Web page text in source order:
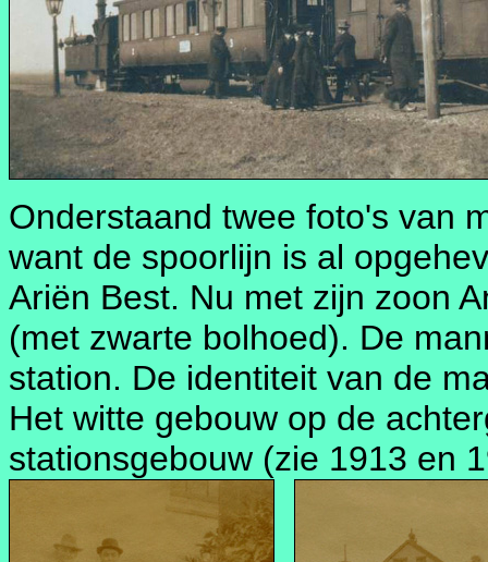
Onderstaand twee foto's van
want de spoorlijn is al
Ariën Best. Nu met zijn zoon
(met zwarte bolhoed). De
station. De identiteit van de
Het witte gebouw op de
stationsgebouw (zie 1913 en